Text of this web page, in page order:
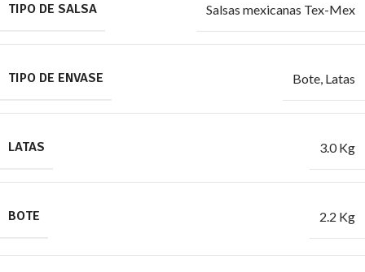
TIPO DE SALSA Salsas mexicanas Tex-Mex
TIPO DE ENVASE Bote, Latas
LATAS 3.0 Kg
BOTE 2.2 Kg